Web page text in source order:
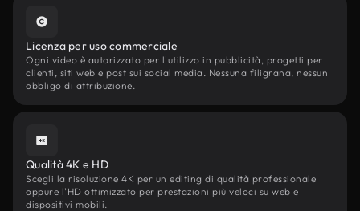
Licenza per uso commerciale
Ogni video è autorizzato per l'utilizzo in pubblicità, progetti per
clienti, siti web e post sui social media. Nessuna filigrana, nessun
obbligo di attribuzione.
Qualità 4K e HD
Scegli la risoluzione 4K per un editing di qualità professionale
oppure l'HD ottimizzato per prestazioni più veloci su web e
dispositivi mobili.